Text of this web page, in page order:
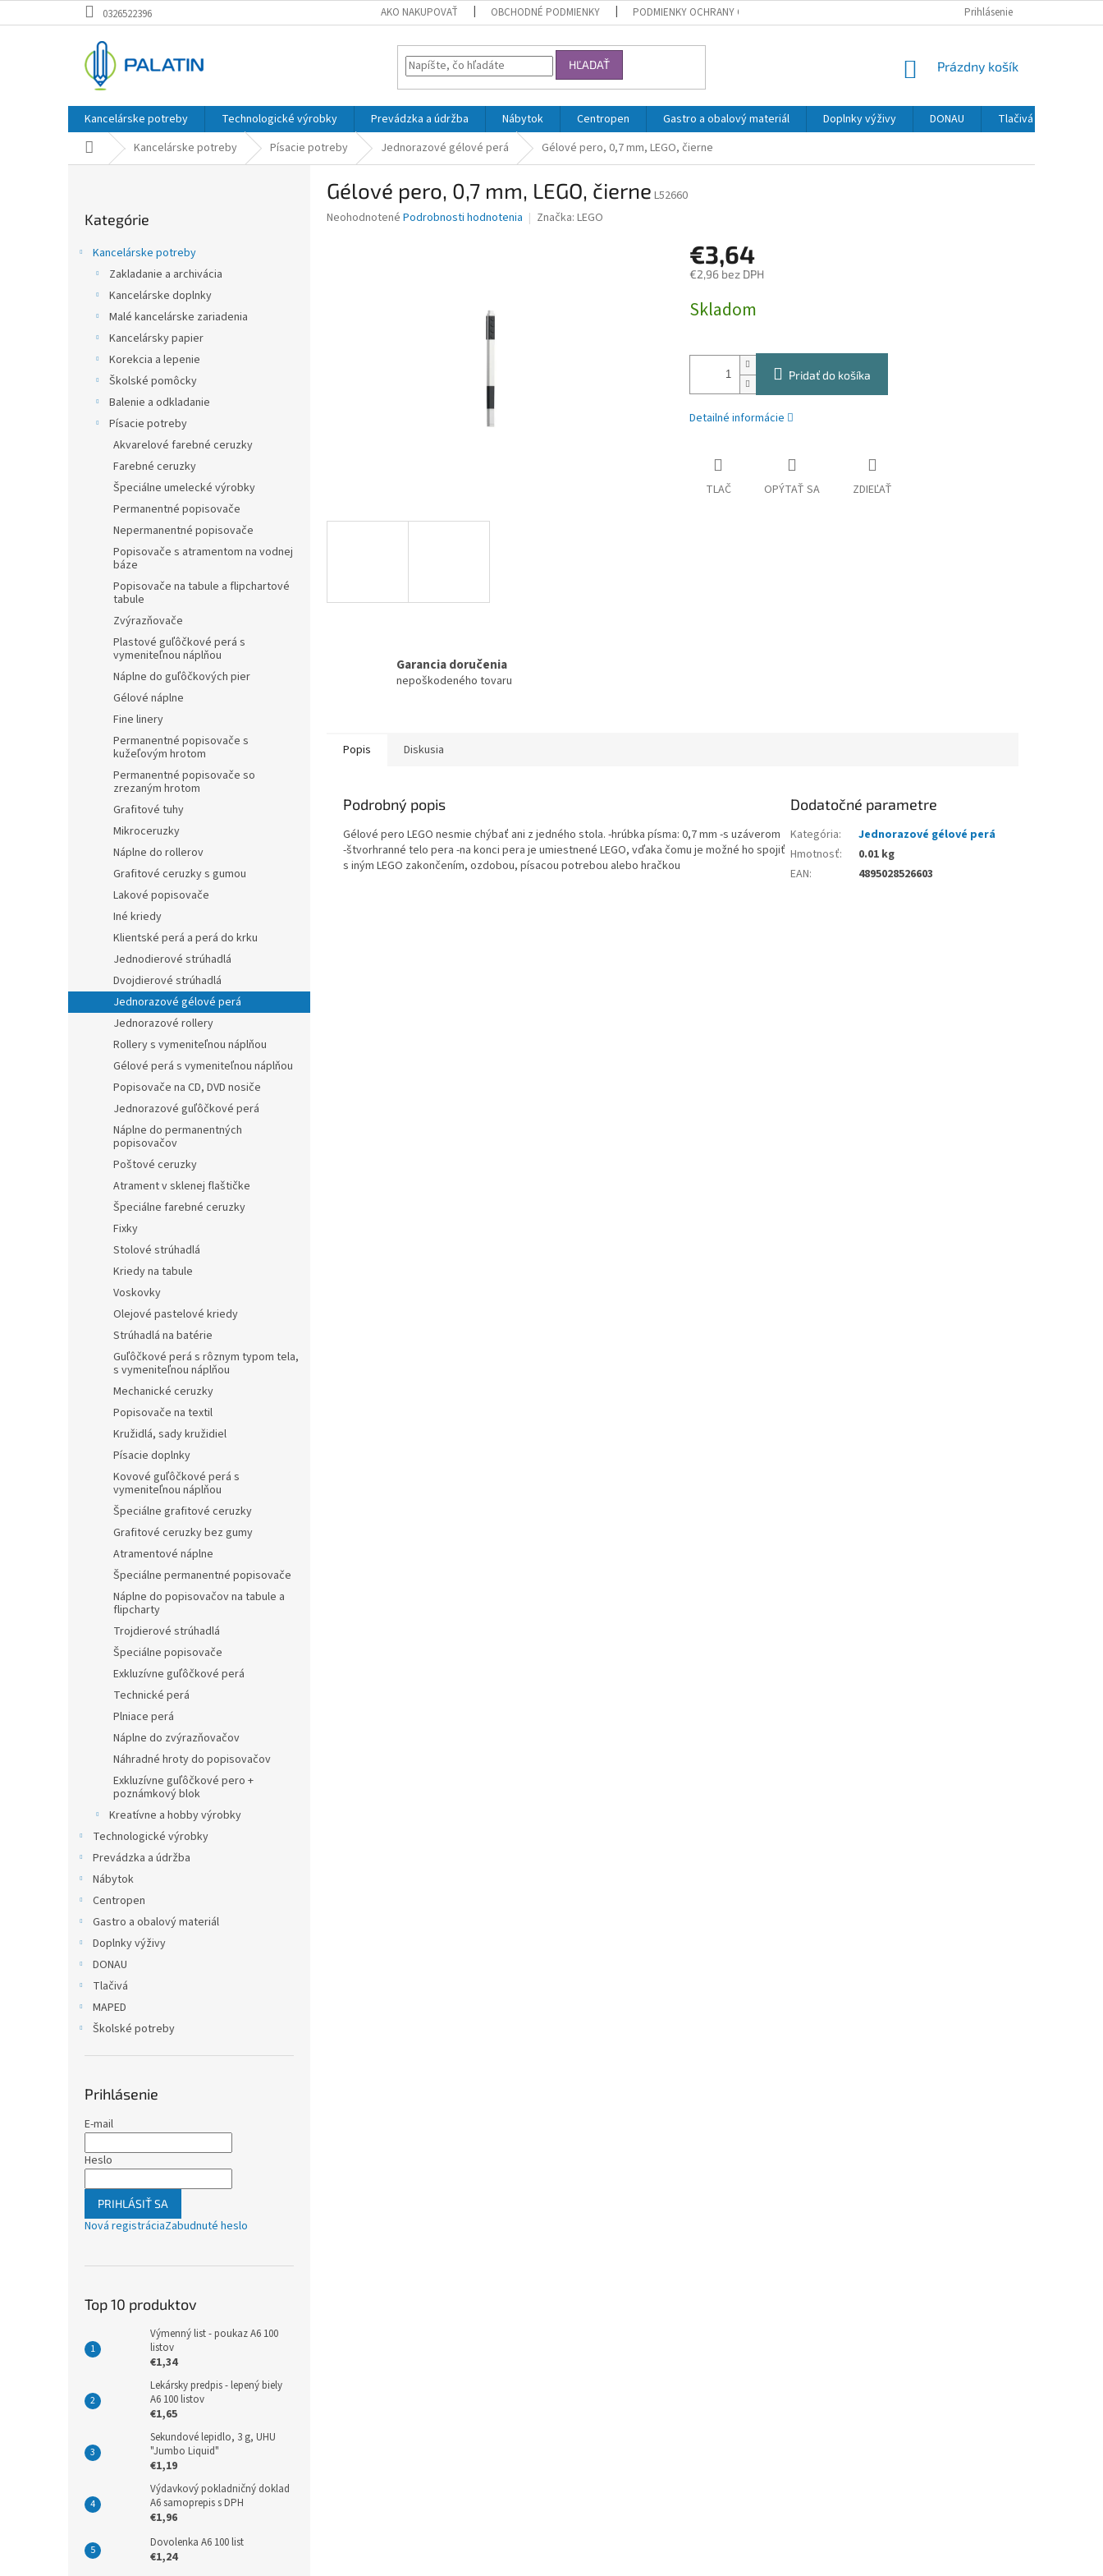
na
0326522396 AKO NAKUPOVAŤ OBCHODNÉ PODMIENKY PODMIENKY OCHRANY OSOBNÝCH ÚDAJOV Prihlásenie
HĽADAŤ
NÁKUPNÝ
Prázdny košík
Kancelárske potreby Technologické výrobky Prevádzka a údržba Nábytok Centropen Gastro a obalový materiál Doplnky výživy DONAU Tlačivá
DomovKancelárske potreby Písacie potreby Jednorazové gélové perá Gélové pero, 0,7 mm, LEGO, čierne
kategórie
Kategórie
Kancelárske potreby
Zakladanie a archivácia
Kancelárske doplnky
Malé kancelárske zariadenia
Kancelársky papier
Korekcia a lepenie
Školské pomôcky
Balenie a odkladanie
Písacie potreby
Akvarelové farebné ceruzky
Farebné ceruzky
Špeciálne umelecké výrobky
Permanentné popisovače
Nepermanentné popisovače
Popisovače s atramentom na vodnej
báze
Popisovače na tabule a flipchartové
tabule
Zvýrazňovače
Plastové guľôčkové perá s
vymeniteľnou náplňou
Náplne do guľôčkových pier
Gélové náplne
Fine linery
Permanentné popisovače s
kužeľovým hrotom
Permanentné popisovače so
zrezaným hrotom
Grafitové tuhy
Mikroceruzky
Náplne do rollerov
Grafitové ceruzky s gumou
Lakové popisovače
Iné kriedy
Klientské perá a perá do krku
Jednodierové strúhadlá
Dvojdierové strúhadlá
Jednorazové gélové perá
Jednorazové rollery
Rollery s vymeniteľnou náplňou
Gélové perá s vymeniteľnou náplňou
Popisovače na CD, DVD nosiče
Jednorazové guľôčkové perá
Náplne do permanentných
popisovačov
Poštové ceruzky
Atrament v sklenej flaštičke
Špeciálne farebné ceruzky
Fixky
Stolové strúhadlá
Kriedy na tabule
Voskovky
Olejové pastelové kriedy
Strúhadlá na batérie
Guľôčkové perá s rôznym typom tela,
s vymeniteľnou náplňou
Mechanické ceruzky
Popisovače na textil
Kružidlá, sady kružidiel
Písacie doplnky
Kovové guľôčkové perá s
vymeniteľnou náplňou
Špeciálne grafitové ceruzky
Grafitové ceruzky bez gumy
Atramentové náplne
Špeciálne permanentné popisovače
Náplne do popisovačov na tabule a
flipcharty
Trojdierové strúhadlá
Špeciálne popisovače
Exkluzívne guľôčkové perá
Technické perá
Plniace perá
Náplne do zvýrazňovačov
Náhradné hroty do popisovačov
Exkluzívne guľôčkové pero +
poznámkový blok
Kreatívne a hobby výrobky
Technologické výrobky
Prevádzka a údržba
Nábytok
Centropen
Gastro a obalový materiál
Doplnky výživy
DONAU
Tlačivá
MAPED
Školské potreby
Prihlásenie
E-mail
Heslo
PRIHLÁSIŤ SA
Nová registráciaZabudnuté heslo
Top 10 produktov
Výmenný list - poukaz A6 100
listov
€1,34
Lekársky predpis - lepený biely
A6 100 listov
€1,65
Sekundové lepidlo, 3 g, UHU
"Jumbo Liquid"
€1,19
Výdavkový pokladničný doklad
A6 samoprepis s DPH
€1,96
Dovolenka A6 100 list
€1,24
Gélové pero, 0,7 mm, LEGO, čierne L52660
Priemerné
Neohodnotené Podrobnosti hodnotenia Značka: LEGO
€3,64
€2,96 bez DPH
cena:
Skladom
Pridať do košíka
Detailné informácie
TLAČ OPÝTAŤ SA ZDIEĽAŤ
Garancia doručenia
nepoškodeného tovaru
Popis Diskusia
Podrobný popis
Gélové pero LEGO nesmie chýbať ani z jedného stola. -hrúbka písma: 0,7 mm -s uzáverom
-štvorhranné telo pera -na konci pera je umiestnené LEGO, vďaka čomu je možné ho spojiť
s iným LEGO zakončením, ozdobou, písacou potrebou alebo hračkou
Dodatočné parametre
Kategória:
Jednorazové gélové perá
Hmotnosť:
0.01 kg
EAN: 4895028526603